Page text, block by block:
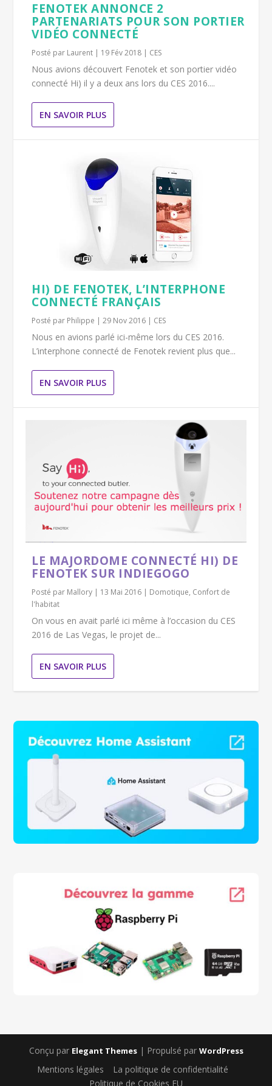
FENOTEK ANNONCE 2
PARTENARIATS POUR SON PORTIER
VIDÉO CONNECTÉ
Posté par Laurent | 19 Fév 2018 | CES
Nous avions découvert Fenotek et son portier vidéo
connecté Hi) il y a deux ans lors du CES 2016....
EN SAVOIR PLUS
HI) DE FENOTEK, L’INTERPHONE
CONNECTÉ FRANÇAIS
Posté par Philippe |29 Nov 2016 | CES
Nous en avions parlé ici-même lors du CES 2016.
L’interphone connecté de Fenotek revient plus que...
EN SAVOIR PLUS
LE MAJORDOME CONNECTÉ HI) DE
FENOTEK SUR INDIEGOGO
Posté par Mallory | 13 Mai 2016 | Domotique, Confort de
l'habitat
On vous en avait parlé ici même à l’occasion du CES
2016 de Las Vegas, le projet de...
EN SAVOIR PLUS
Conçu par Elegant Themes| Propulsé par WordPress
Mentions légales
La politique de confidentialité
Politique de Cookies EU